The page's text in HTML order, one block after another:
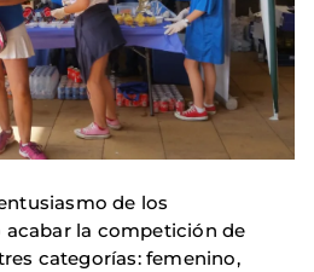
de los
la competición de
categorías: femenino,